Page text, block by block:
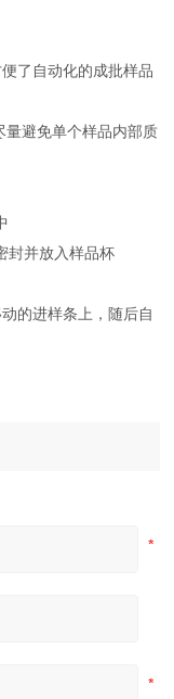
了自动化的成批样品
量避免单个样品内部质
封并放入样品杯
的进样条上，随后自